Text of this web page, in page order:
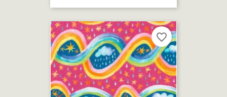
favorite_border